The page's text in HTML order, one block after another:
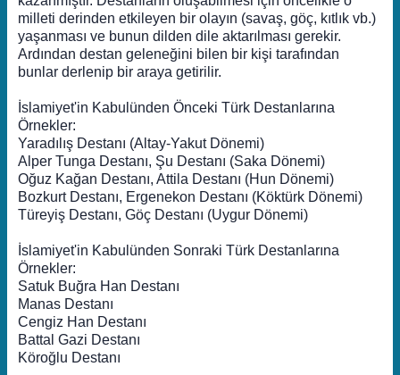
milleti derinden etkileyen bir olayın (savaş, göç, kıtlık vb.)
yaşanması ve bunun dilden dile aktarılması gerekir.
Ardından destan geleneğini bilen bir kişi tarafından
bunlar derlenip bir araya getirilir.
İslamiyet'in Kabulünden Önceki Türk Destanlarına
Örnekler:
Yaradılış Destanı (Altay-Yakut Dönemi)
Alper Tunga Destanı, Şu Destanı (Saka Dönemi)
Oğuz Kağan Destanı, Attila Destanı (Hun Dönemi)
Bozkurt Destanı, Ergenekon Destanı (Köktürk Dönemi)
Türeyiş Destanı, Göç Destanı (Uygur Dönemi)
İslamiyet'in Kabulünden Sonraki Türk Destanlarına
Örnekler:
Satuk Buğra Han Destanı
Manas Destanı
Cengiz Han Destanı
Battal Gazi Destanı
Köroğlu Destanı